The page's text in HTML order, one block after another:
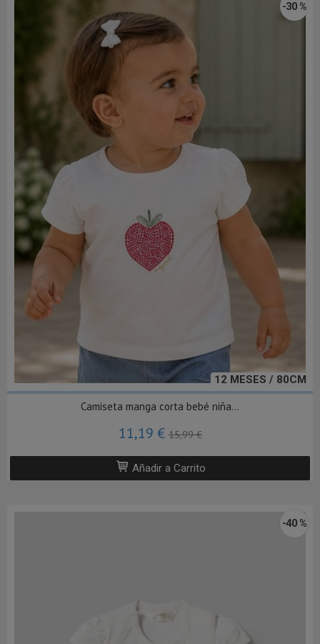
12 MESES / 80CM
-30 %
Camiseta manga corta bebé niña...
11,19 €15,99 €
Añadir a Carrito
-40 %